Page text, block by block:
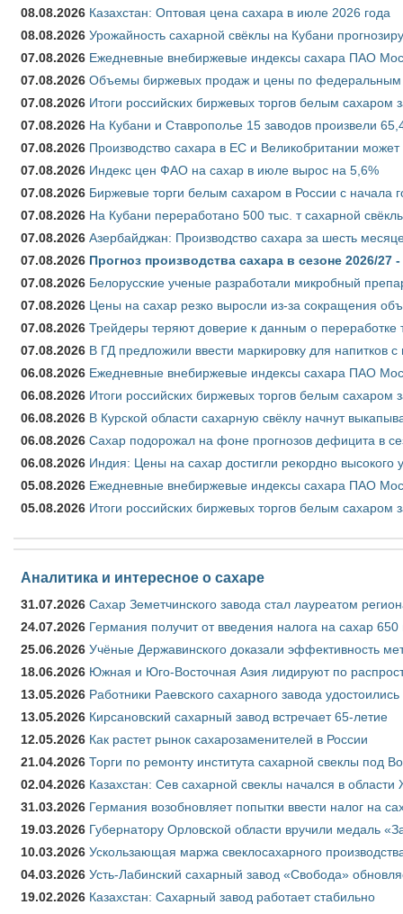
08.08.2026 Казахстан: Оптовая цена сахара в июле 2026 года
08.08.2026 Урожайность сахарной свёклы на Кубани
07.08.2026 Ежедневные внебиржевые индексы сахара ПАО
07.08.2026 Объемы биржевых продаж и цены по федеральным
07.08.2026 Итоги российских биржевых торгов белым сахаром
07.08.2026 На Кубани и Ставрополье 15 заводов произвели
07.08.2026 Производство сахара в ЕС и Великобритании
07.08.2026 Индекс цен ФАО на сахар в июле вырос на 5,6%
07.08.2026 Биржевые торги белым сахаром в России с начала
07.08.2026 На Кубани переработано 500 тыс. т сахарной
07.08.2026 Азербайджан: Производство сахара за шесть
07.08.2026 Прогноз производства сахара в сезоне 2026/
07.08.2026 Белорусские ученые разработали микробный
07.08.2026 Цены на сахар резко выросли из-за сокращения
07.08.2026 Трейдеры теряют доверие к данным о переработке
07.08.2026 В ГД предложили ввести маркировку для напитков
06.08.2026 Ежедневные внебиржевые индексы сахара ПАО
06.08.2026 Итоги российских биржевых торгов белым сахаром
06.08.2026 В Курской области сахарную свёклу начнут
06.08.2026 Сахар подорожал на фоне прогнозов дефицита в
06.08.2026 Индия: Цены на сахар достигли рекордно высокого
05.08.2026 Ежедневные внебиржевые индексы сахара ПАО
05.08.2026 Итоги российских биржевых торгов белым сахаром
Аналитика и интересное о сахаре
31.07.2026 Сахар Земетчинского завода стал лауреатом
24.07.2026 Германия получит от введения налога на сахар
25.06.2026 Учёные Державинского доказали эффективность
18.06.2026 Южная и Юго-Восточная Азия лидируют по
13.05.2026 Работники Раевского сахарного завода удостоились
13.05.2026 Кирсановский сахарный завод встречает 65-летие
12.05.2026 Как растет рынок сахарозаменителей в России
21.04.2026 Торги по ремонту института сахарной свеклы под
02.04.2026 Казахстан: Сев сахарной свеклы начался в области
31.03.2026 Германия возобновляет попытки ввести налог на
19.03.2026 Губернатору Орловской области вручили медаль
10.03.2026 Ускользающая маржа свеклосахарного
04.03.2026 Усть-Лабинский сахарный завод «Свобода»
19.02.2026 Казахстан: Сахарный завод работает стабильно